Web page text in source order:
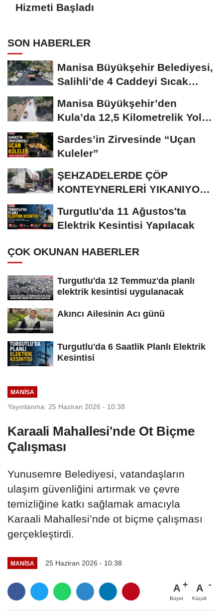
Hizmeti Başladı
SON HABERLER
Manisa Büyükşehir Belediyesi,
Salihli’de 4 Caddeyi Sıcak
Manisa Büyükşehir’den
Kula’da 12,5 Kilometrelik Yol
Sardes’in Zirvesinde “Uçan
Kuleler”
ŞEHZADELERDE ÇÖP
KONTEYNERLERİ YIKANIYOR
Turgutlu'da 11 Ağustos'ta
Elektrik Kesintisi Yapılacak
ÇOK OKUNAN HABERLER
Turgutlu'da 12 Temmuz'da planlı
elektrik kesintisi uygulanacak
Akıncı Ailesinin Acı günü
Turgutlu'da 6 Saatlik Planlı Elektrik
Kesintisi
MANİSA
Yayınlanma: 25 Haziran 2026 - 10:38
Karaali Mahallesi'nde Ot Biçme
Çalışması
Yunusemre Belediyesi, vatandaşların
ulaşım güvenliğini artırmak ve çevre
temizliğine katkı sağlamak amacıyla
Karaali Mahallesi’nde ot biçme çalışması
gerçekleştirdi.
MANİSA 25 Haziran 2026 - 10:38
A
Büyüt
A
Küçült